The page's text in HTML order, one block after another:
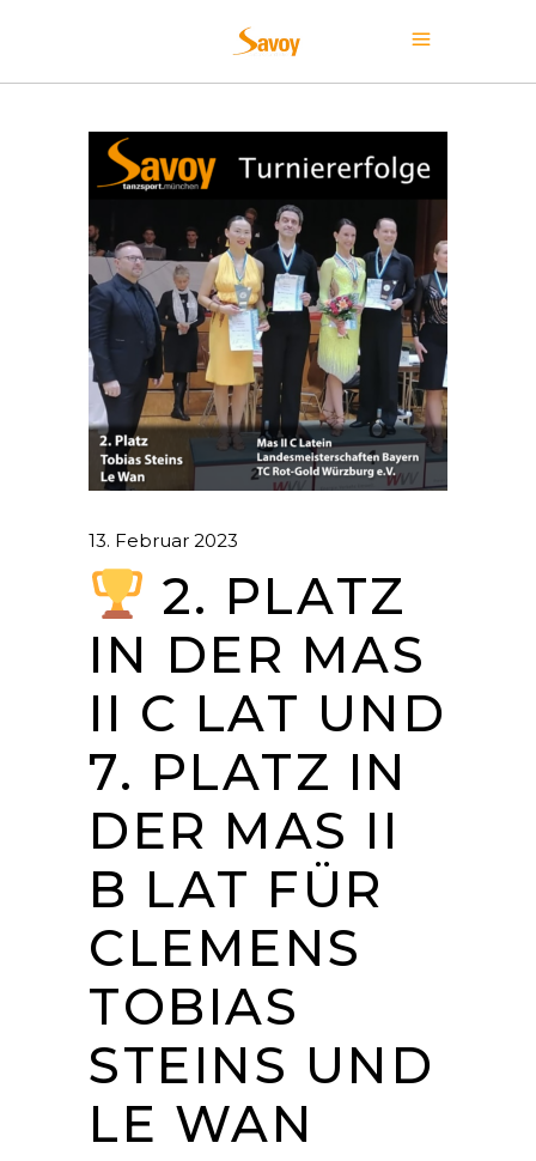
13. Februar 2023
2. PLATZ
IN DER MAS
II C LAT UND
7. PLATZ IN
DER MAS II
B LAT FÜR
CLEMENS
TOBIAS
STEINS UND
LE WAN